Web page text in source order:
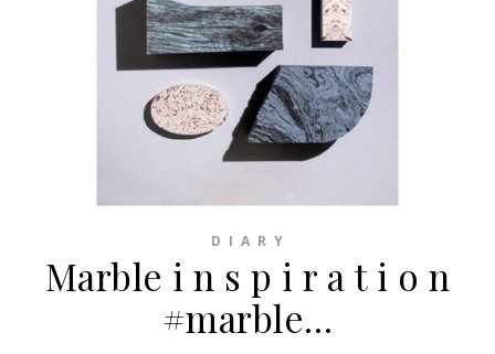
D I A R Y
Marble i n s p i r a t i o n
#marble…